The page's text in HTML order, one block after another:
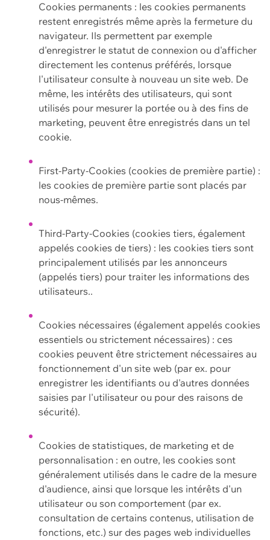
Cookies permanents : les cookies permanents
restent enregistrés même après la fermeture du
navigateur. Ils permettent par exemple
d'enregistrer le statut de connexion ou d'afficher
directement les contenus préférés, lorsque
l'utilisateur consulte à nouveau un site web. De
même, les intérêts des utilisateurs, qui sont
utilisés pour mesurer la portée ou à des fins de
marketing, peuvent être enregistrés dans un tel
cookie.
First-Party-Cookies (cookies de première partie) :
les cookies de première partie sont placés par
nous-mêmes.
Third-Party-Cookies (cookies tiers, également
appelés cookies de tiers) : les cookies tiers sont
principalement utilisés par les annonceurs
(appelés tiers) pour traiter les informations des
utilisateurs..
Cookies nécessaires (également appelés cookies
essentiels ou strictement nécessaires) : ces
cookies peuvent être strictement nécessaires au
fonctionnement d'un site web (par ex. pour
enregistrer les identifiants ou d'autres données
saisies par l'utilisateur ou pour des raisons de
sécurité).
Cookies de statistiques, de marketing et de
personnalisation : en outre, les cookies sont
généralement utilisés dans le cadre de la mesure
d'audience, ainsi que lorsque les intérêts d'un
utilisateur ou son comportement (par ex.
consultation de certains contenus, utilisation de
fonctions, etc.) sur des pages web individuelles